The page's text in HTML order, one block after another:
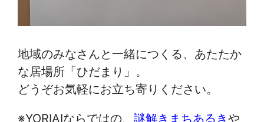
地域のみなさんと一緒につくる、あたたか
な居場所「ひだまり」。
どうぞお気軽にお立ち寄りください。
※YORIAIならではの、 謎解きまちあるきや